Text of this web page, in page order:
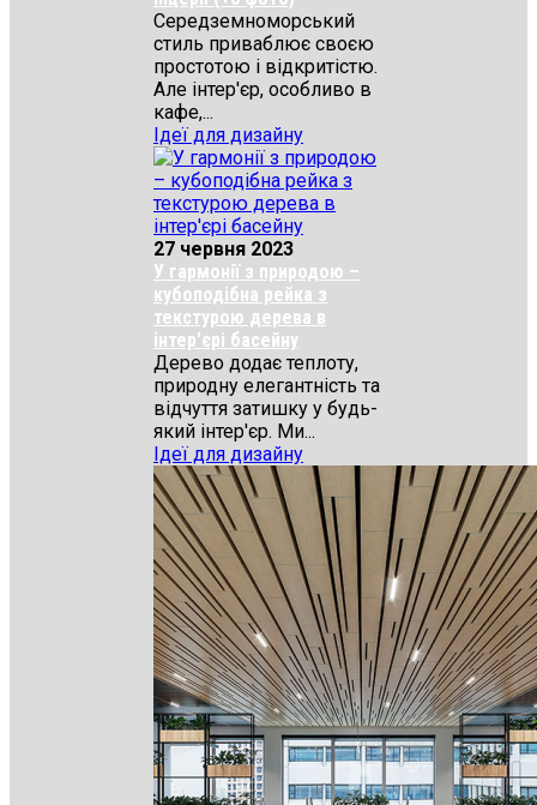
Середземноморський
стиль приваблює своєю
простотою і відкритістю.
Але інтер'єр, особливо в
кафе,...
Ідеї для дизайну
27 червня 2023
У гармонії з природою –
кубоподібна рейка з
текстурою дерева в
інтер'єрі басейну
Дерево додає теплоту,
природну елегантність та
відчуття затишку у будь-
який інтер'єр. Ми...
Ідеї для дизайну